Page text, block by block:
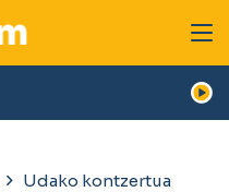
Udako kontzertua